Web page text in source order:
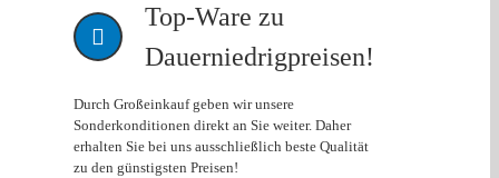
Top-Ware zu
Dauerniedrigpreisen!
Durch Großeinkauf geben wir unsere
Sonderkonditionen direkt an Sie weiter. Daher
erhalten Sie bei uns ausschließlich beste Qualität
zu den günstigsten Preisen!